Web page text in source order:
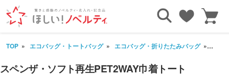
TOP エコバッグ・トートバッグ エコバッグ・折りたたみバッグ スペ
スペンザ・ソフト再生PET2WAY巾着トート